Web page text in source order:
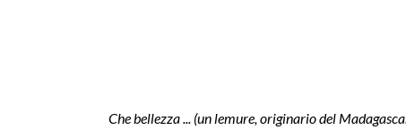
Che bellezza ... (un lemure, originario del